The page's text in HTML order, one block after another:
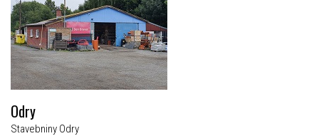
Odry
Stavebniny Odry